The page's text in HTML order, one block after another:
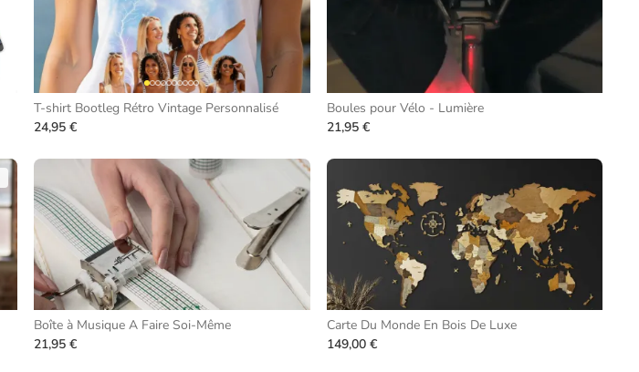
T-shirt Bootleg Rétro Vintage Personnalisé
24,95 €
Boules pour Vélo - Lumière
21,95 €
Boîte à Musique A Faire Soi-Même
21,95 €
Carte Du Monde En Bois De Luxe
149,00 €